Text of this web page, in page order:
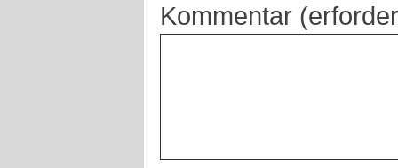
Kommentar